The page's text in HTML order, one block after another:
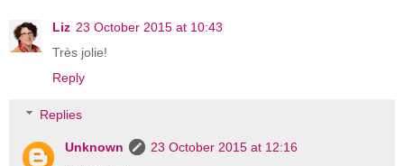
Liz 23 October 2015 at 10:43
Très jolie!
Reply
Replies
Unknown
23 October 2015 at 12:16